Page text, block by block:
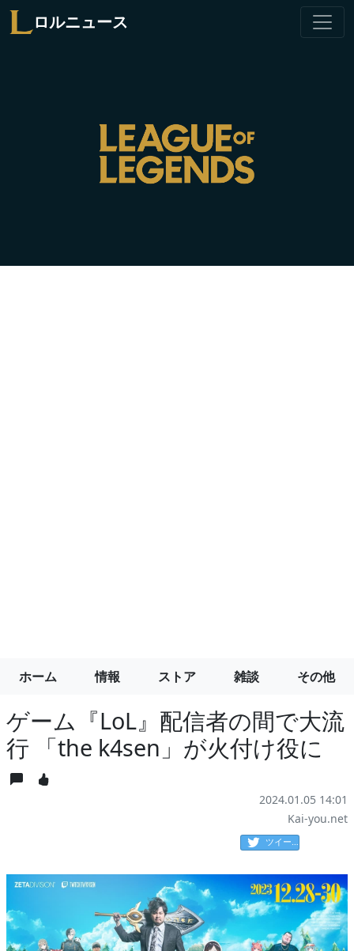
ロルニュース
ホーム 情報 ストア 雑談 その他
ゲーム『LoL』配信者の間で大流
行 「the k4sen」が火付け役に
2024.01.05 14:01
Kai-you.net
ツイート